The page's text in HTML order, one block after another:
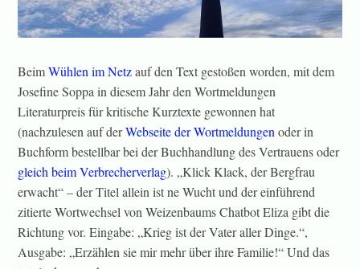
BeimWühlen im Netzauf den Text gestoßen worden, mit dem
Josefine Soppa in diesem Jahr den Wortmeldungen
Literaturpreis für kritische Kurztexte gewonnen hat
(nachzulesen auf derWebseite der Wortmeldungenoder in
Buchform bestellbar bei der Buchhandlung des Vertrauens oder
gleich beim Verbrecherverlag). „Klick Klack, der Bergfrau
erwacht“ – der Titel allein ist ne Wucht und der einführend
zitierte Wortwechsel von Weizenbaums Chatbot Eliza gibt die
Richtung vor. Eingabe: „Krieg ist der Vater aller Dinge.“,
Ausgabe: „Erzählen sie mir mehr über ihre Familie!“ Und das